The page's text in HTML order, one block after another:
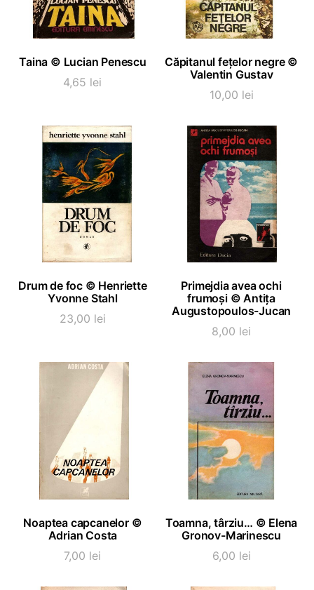
ADAUGĂ ÎN COȘ
Taina © Lucian Penescu
4,65 lei
ADAUGĂ ÎN COȘ
Căpitanul fețelor negre ©
Valentin Gustav
10,00 lei
ADAUGĂ ÎN COȘ
Drum de foc © Henriette
Yvonne Stahl
23,00 lei
ADAUGĂ ÎN COȘ
Primejdia avea ochi
frumoși © Antița
Augustopoulos-Jucan
8,00 lei
ADAUGĂ ÎN COȘ
Noaptea capcanelor ©
Adrian Costa
7,00 lei
ADAUGĂ ÎN COȘ
Toamna, târziu… © Elena
Gronov-Marinescu
6,00 lei